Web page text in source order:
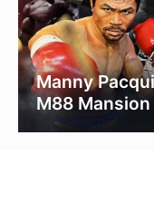
Manny
M88 Mansion